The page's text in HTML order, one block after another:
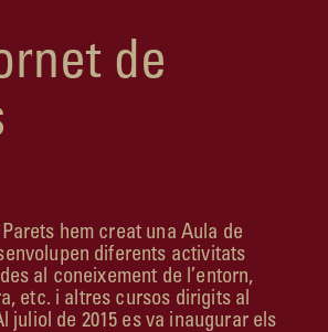
de
hem creat una Aula de
diferents activitats
al coneixement de l’entorn,
etc. i altres cursos dirigits al
juliol de 2015 es va inaugurar els